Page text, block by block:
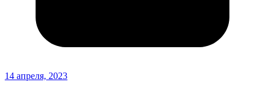
14 апреля, 2023